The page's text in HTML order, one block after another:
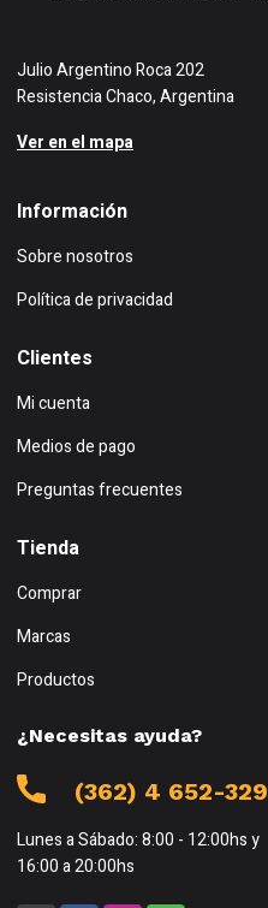
Julio Argentino Roca 202
Resistencia Chaco, Argentina
Ver en el mapa
Información
Sobre nosotros
Política de privacidad
Clientes
Mi cuenta
Medios de pago
Preguntas frecuentes
Tienda
Comprar
Marcas
Productos
¿Necesitas ayuda?
(362) 4 652-329
Lunes a Sábado: 8:00 - 12:00hs y
16:00 a 20:00hs